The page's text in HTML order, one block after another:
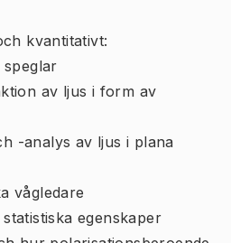
kvantitativt:
av ljus i form av
-analys av ljus i plana
vågledare
egenskaper